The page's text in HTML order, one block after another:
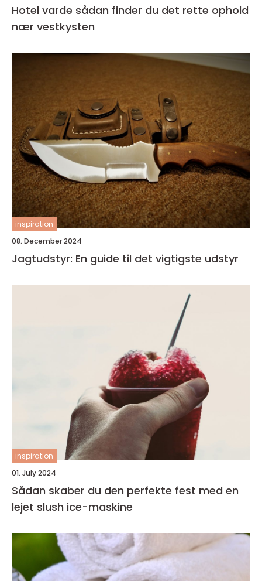
Hotel varde sådan finder du det rette ophold
nær vestkysten
inspiration
08. December 2024
Jagtudstyr: En guide til det vigtigste udstyr
inspiration
01. July 2024
Sådan skaber du den perfekte fest med en
lejet slush ice-maskine